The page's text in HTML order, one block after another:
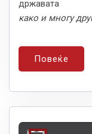
државата
како и многу
Повеќе